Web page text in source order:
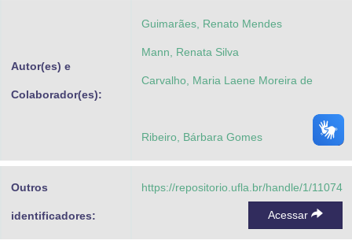
Autor(es) e
Colaborador(es):
Guimarães, Renato Mendes
Mann, Renata Silva
Carvalho, Maria Laene Moreira de
Ribeiro, Bárbara Gomes
Outros
identificadores:
https://repositorio.ufla.br/handle/1/11074
Acessar